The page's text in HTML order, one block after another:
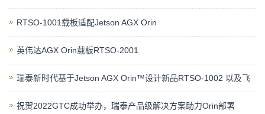
RTSO-1001载板适配Jetson AGX Orin
英伟达AGX Orin载板RTSO-2001
瑞泰新时代基于Jetson AGX Orin™设计新品RTSO-1002 以及飞
祝贺2022GTC成功举办，瑞泰产品级解决方案助力Orin部署